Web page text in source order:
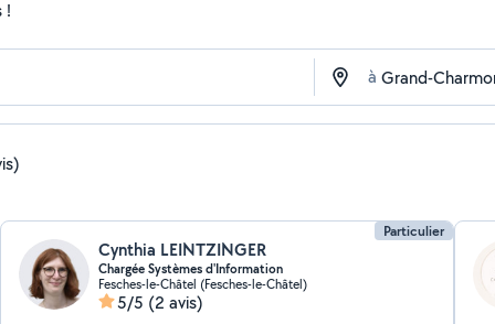
!
à
Particulier
Cynthia LEINTZINGER
Chargée Systèmes d'Information
Fesches-le-Châtel (Fesches-le-Châtel)
5/5 (2 avis)